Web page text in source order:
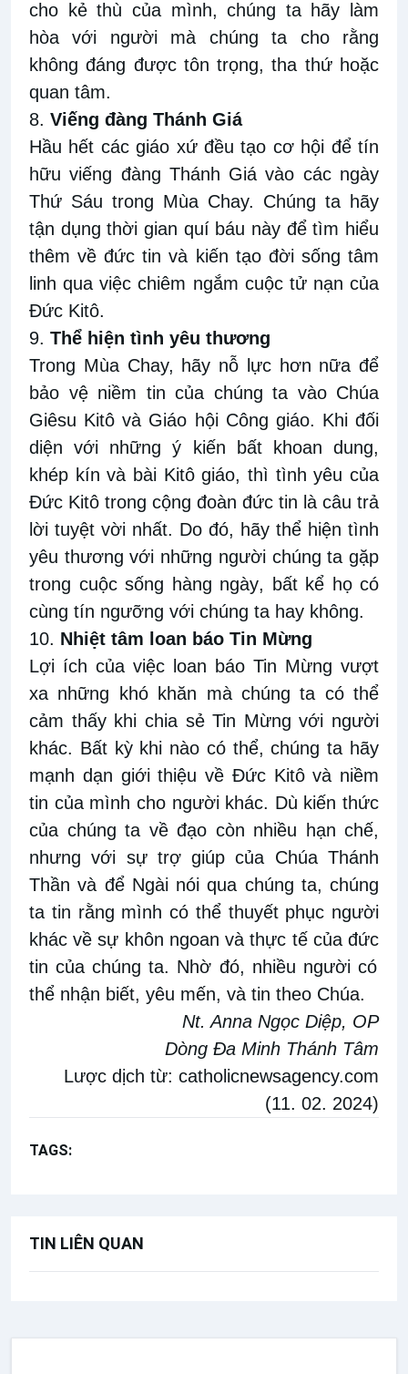
cho kẻ thù của mình, chúng ta hãy
àm
hòa với người mà chúng ta cho rằng
không đáng được tôn trọng, tha thứ hoặc
quan tâm.
8. Viếng đàng Thánh Giá
Hầu hết các giáo xứ đều tạo cơ hội đểtín
hữu viếng đàng Thánh Giá vào các ngày
Thứ Sáu trong Mùa Chay. Chúng ta hãy
tận dụng thời gian quí báu này để tìm hiểu
thêm về đức tin và kiến tạođời sống tâm
linh qua việc chiêm ngắm cuộc tử nạn của
Đức Kitô.
9. Thể hiện tình yêu thương
Trong Mùa Chay, hãy nỗ lực hơn nữa để
bảo vệ niềm tin của chúng ta vào Chúa
Giêsu Kitô và Giáo hội Công giáo. Khi đối
diện với những ý kiến bất khoan dung,
khép kín và bài Kitô giáo, thì tình yêu của
Đức Kitô trong cộng đoàn đức tin là câu trả
lời tuyệt vời nhất. Do đó, hãy thể hiện tình
yêu thương với những người chúng ta gặp
trong cuộc sống hàng ngày, bất kể họ có
cùng tín ngưỡng với chúng ta hay không.
10. Nhiệt tâm l oan báo Tin Mừng
Lợi ích của việc loan báo Tin Mừng vượt
xa những khó khăn mà chúng ta có thể
cảm thấy khi chia sẻ Tin Mừng với người
khác. Bấtkỳ khi nào có thể, chúng ta hãy
mạnh dạn giới thiệu về Đức Kitô và niềm
tin của mình cho người khác. Dù kiến thức
của chúng ta về đạo còn nhiều hạn chế,
nhưng với sự trợ giúp của Chúa Thánh
Thần và để Ngài nóiqua chúng ta, chúng
ta tin rằng mình có thể thuyết phục người
khác về sự khôn ngoan và thực tế củađức
tin của chúng ta. Nhờ đó, nhiều người có
thể nhận biết, yêu mến, và tin theo Chúa.
Nt. Anna Ngọc Diệp, OP
Dòng Đa Minh Thánh Tâm
Lược dịch từ: catholicnewsagency.com
(11. 02. 2024)
TAGS:
TIN LIÊN QUAN